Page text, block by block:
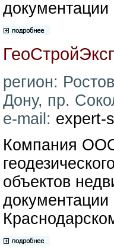
документации
регион:
Дону, пр.
e-mail: expert-
Компания ООО
объектов
документации